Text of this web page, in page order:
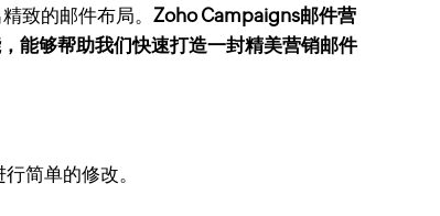
致的邮件布局。Zoho Campaigns邮件营
能够帮助我们快速打造一封精美营销邮件
简单的修改。